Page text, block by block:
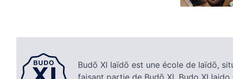
Budō XI Iaïdō est une école de Iaïdō,